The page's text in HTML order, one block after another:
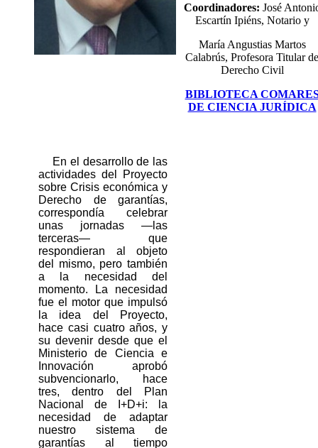
Coordinadores: José
Escartín Ipiéns, Notario y
María Angustias Martos
Calabrús, Profesora Titular de
Derecho Civil
BIBLIOTECA
DE CIENCIA JURÍDICA
En el desarrollo de las
actividades del Proyecto
sobre Crisis económica y
Derecho de garantías,
correspondía celebrar
unas jornadas ―las
terceras― que
respondieran al objeto
del mismo, pero también
a la necesidad del
momento. La necesidad
fue el motor que impulsó
la idea del Proyecto,
hace casi cuatro años, y
su devenir desde que el
Ministerio de Ciencia e
Innovación aprobó
subvencionarlo, hace
tres, dentro del Plan
Nacional de I+D+i: la
necesidad de adaptar
nuestro sistema de
garantías al tiempo